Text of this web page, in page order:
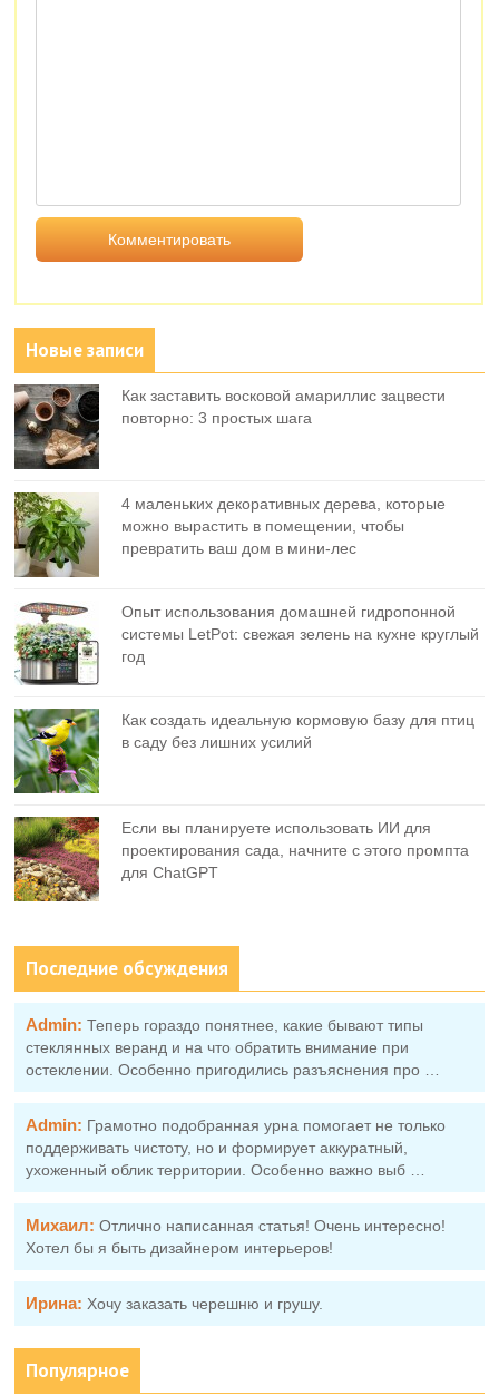
Новые записи
Как заставить восковой амариллис зацвести
повторно: 3 простых шага
4 маленьких декоративных дерева, которые
можно вырастить в помещении, чтобы
превратить ваш дом в мини-лес
Опыт использования домашней гидропонной
системы LetPot: свежая зелень на кухне круглый
год
Как создать идеальную кормовую базу для птиц
в саду без лишних усилий
Если вы планируете использовать ИИ для
проектирования сада, начните с этого промпта
для ChatGPT
Последние обсуждения
Admin: Теперь гораздо понятнее, какие бывают типы
стеклянных веранд и на что обратить внимание при
остеклении. Особенно пригодились разъяснения про …
Admin: Грамотно подобранная урна помогает не только
поддерживать чистоту, но и формирует аккуратный,
ухоженный облик территории. Особенно важно выб …
Михаил: Отлично написанная статья! Очень интересно!
Хотел бы я быть дизайнером интерьеров!
Ирина: Хочу заказать черешню и грушу.
Популярное